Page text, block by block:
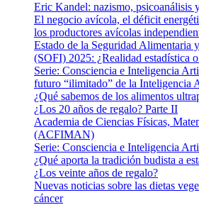
Eric Kandel: nazismo, psicoanálisis
El negocio avícola, el déficit
los productores avícolas
Estado de la Seguridad Alimentaria
(SOFI) 2025: ¿Realidad estadística
Serie: Consciencia e Inteligencia
futuro “ilimitado” de la Inteligencia
¿Qué sabemos de los alimentos
¿Los 20 años de regalo? Parte II
Academia de Ciencias Físicas,
(ACFIMAN)
Serie: Consciencia e Inteligencia
¿Qué aporta la tradición budista a
¿Los veinte años de regalo?
Nuevas noticias sobre las dietas
cáncer